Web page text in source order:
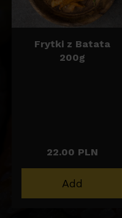
Frytki z Batata
200g
22.00 PLN
Add